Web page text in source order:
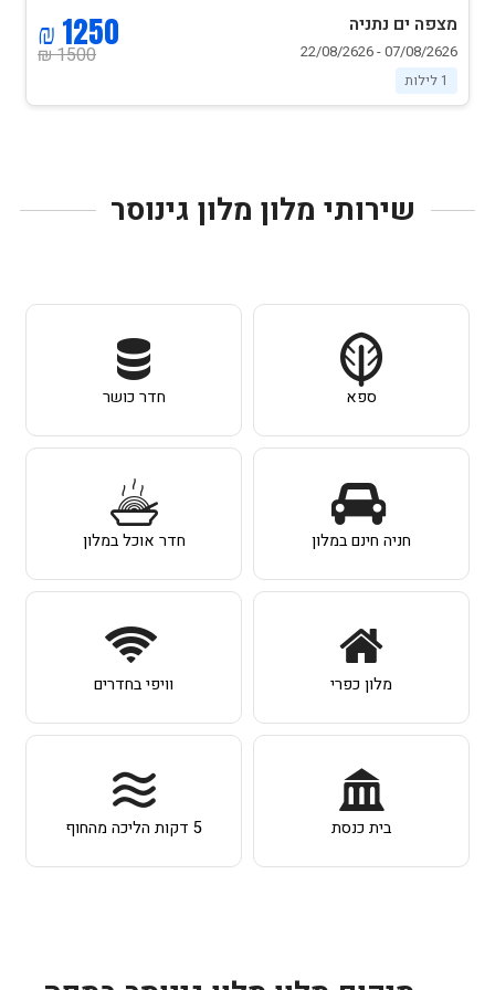
מצפה ים נתניה
07/08/2626 - 22/08/2626
1 לילות
1500 ₪
1250 ₪
שירותי מלון מלון גינוסר
ספא חדר כושר
חניה חינם במלון חדר אוכל במלון
מלון כפרי וויפי בחדרים
בית כנסת 5 דקות הליכה מהחוף